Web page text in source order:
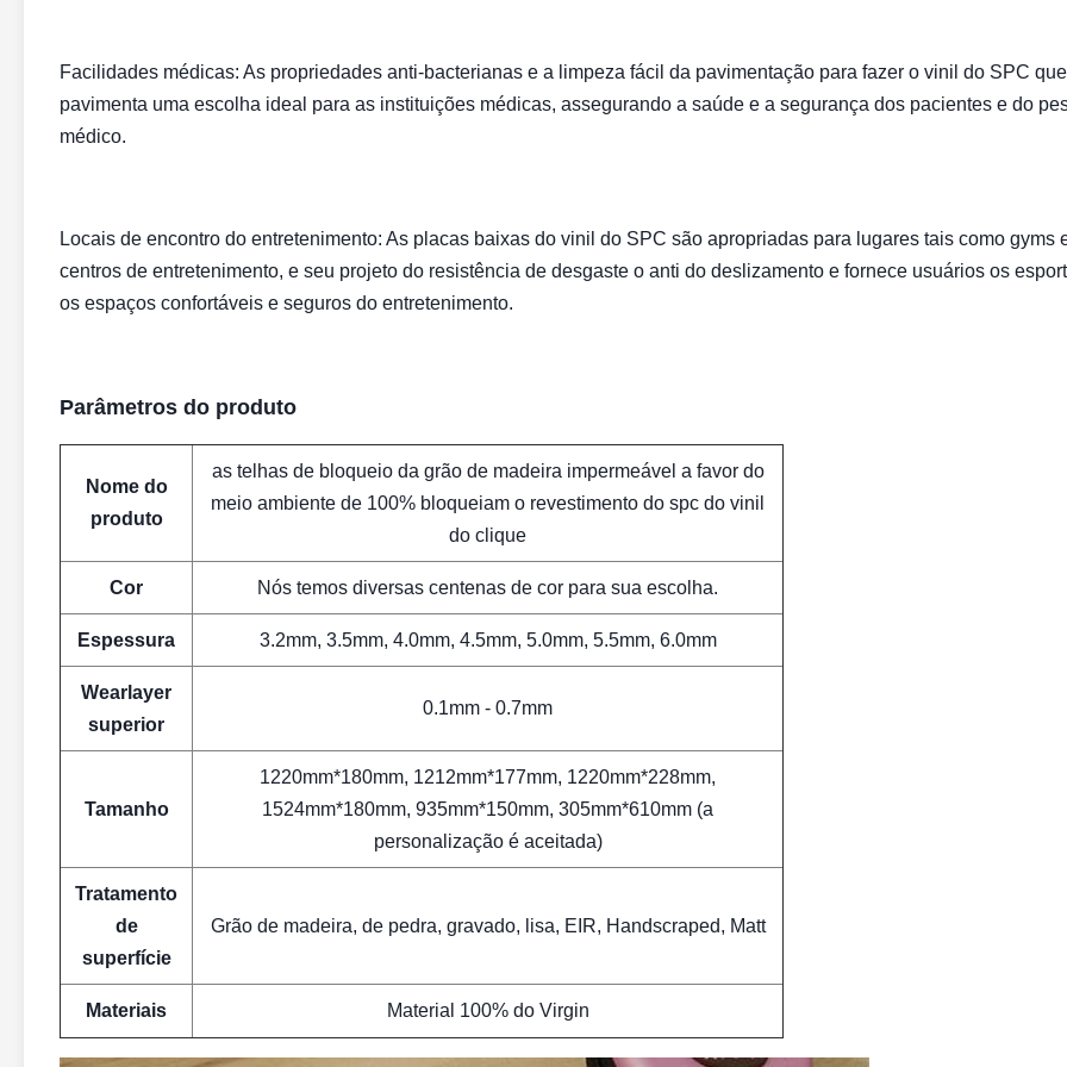
Facilidades médicas: As propriedades anti-bacterianas e a limpeza fácil da pavimentação para fazer o vinil do SPC que
pavimenta uma escolha ideal para as instituições médicas, assegurando a saúde e a segurança dos pacientes e do
médico.
Locais de encontro do entretenimento: As placas baixas do vinil do SPC são apropriadas para lugares tais como gyms
centros de entretenimento, e seu projeto do resistência de desgaste o anti do deslizamento e fornece usuários os
os espaços confortáveis e seguros do entretenimento.
Parâmetros do produto
Nome do
produto
as telhas de bloqueio da grão de madeira impermeável a favor do
meio ambiente de 100% bloqueiam o revestimento do spc do vinil
do clique
Cor Nós temos diversas centenas de cor para sua escolha.
Espessura 3.2mm, 3.5mm, 4.0mm, 4.5mm, 5.0mm, 5.5mm, 6.0mm
Wearlayer
superior
0.1mm - 0.7mm
Tamanho
1220mm*180mm, 1212mm*177mm, 1220mm*228mm,
1524mm*180mm, 935mm*150mm, 305mm*610mm (a
personalização é aceitada)
Tratamento
de
superfície
Grão de madeira, de pedra, gravado, lisa, EIR, Handscraped, Matt
Materiais Material 100% do Virgin